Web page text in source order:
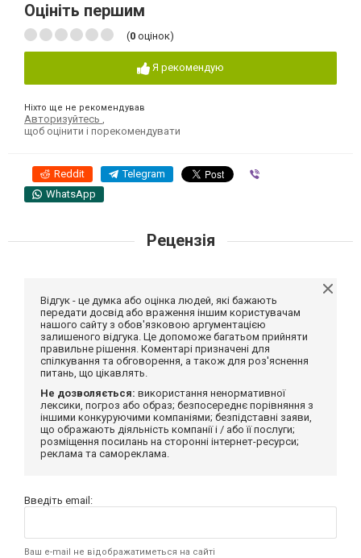
Оцініть першим
(0 оцінок)
Я рекомендую
Ніхто ще не рекомендував
Авторизуйтесь
щоб оцінити і порекомендувати
Reddit Telegram
WhatsApp
Рецензія
Відгук - це думка або оцінка людей, які бажають
передати досвід або враження іншим користувачам
нашого сайту з обов'язковою аргументацією
залишеного відгука. Це допоможе багатьом прийняти
правильне рішення. Коментарі призначені для
спілкування та обговорення, а також для роз'яснення
питань, що цікавлять.
Не дозволяється: використання ненормативної
лексики, погроз або образ; безпосереднє порівняння з
іншими конкуруючими компаніями; безпідставні заяви,
що ображають діяльність компанії і / або її послуги;
розміщення посилань на сторонні інтернет-ресурси;
реклама та самореклама.
Введіть email:
Ваш e-mail не відображатиметься на сайті